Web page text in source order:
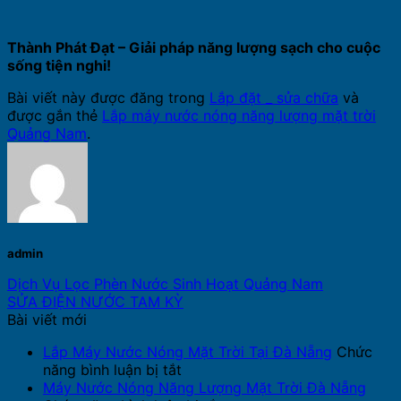
Thành Phát Đạt – Giải pháp năng lượng sạch cho cuộc
sống tiện nghi!
Bài viết này được đăng trong Lắp đặt _ sửa chữa và
được gắn thẻ Lắp máy nước nóng năng lượng mặt trời
Quảng Nam.
admin
Dịch Vụ Lọc Phèn Nước Sinh Hoạt Quảng Nam
SỬA ĐIỆN NƯỚC TAM KỲ
Bài viết mới
Lắp Máy Nước Nóng Mặt Trời Tại Đà Nẵng Chức
năng bình luận bị tắt
Lắp
Máy Nước Nóng Năng Lượng Mặt Trời Đà Nẵng